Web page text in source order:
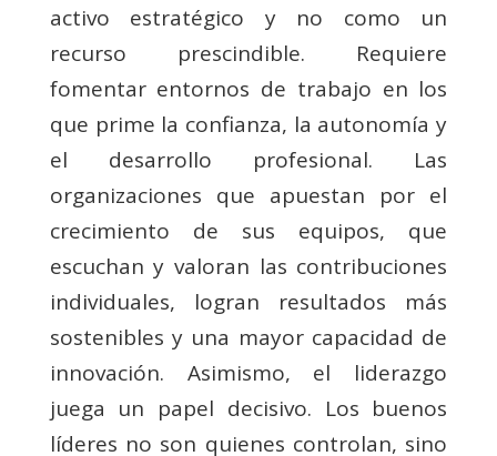
activo estratégico y no como un
recurso prescindible. Requiere
fomentar entornos de trabajo en los
que prime la confianza, la autonomía y
el desarrollo profesional. Las
organizaciones que apuestan por el
crecimiento de sus equipos, que
escuchan y valoran las contribuciones
individuales, logran resultados más
sostenibles y una mayor capacidad de
innovación. Asimismo, el liderazgo
juega un papel decisivo. Los buenos
líderes no son quienes controlan, sino